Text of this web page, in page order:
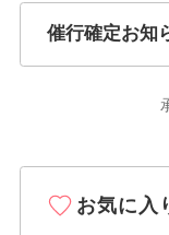
催行確定お知
お気に入